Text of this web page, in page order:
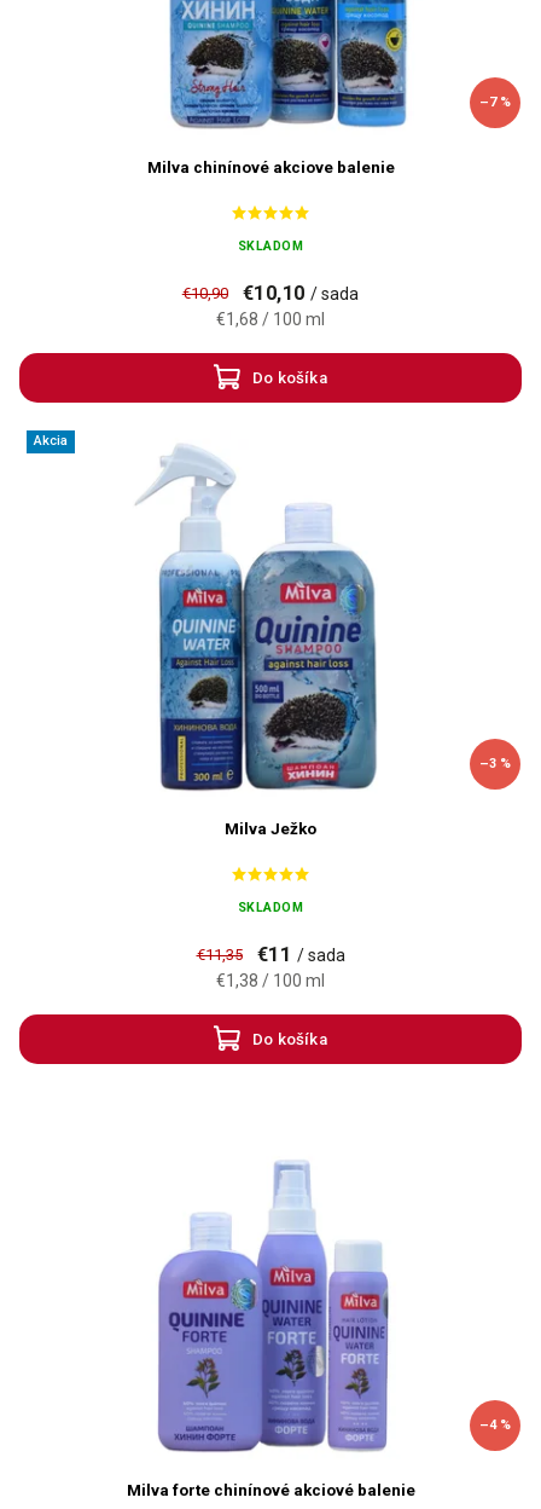
–7 %
Milva chinínové akciove balenie
SKLADOM
€10,90 €10,10/ sada
€1,68 / 100 ml
Do košíka
Akcia
–3 %
Milva Ježko
SKLADOM
€11,35 €11 / sada
€1,38 / 100 ml
Do košíka
–4 %
Milva forte chinínové akciové balenie